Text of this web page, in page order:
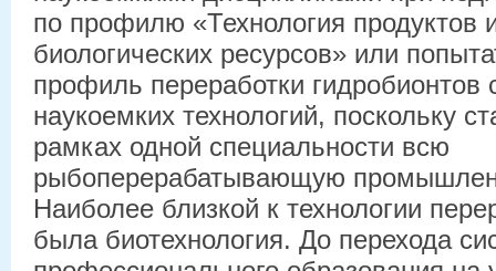
по профилю «Технология продуктов
биологических ресурсов» или
профиль переработки
наукоемких технологий, поскольку
рамках одной специальности всю
рыбоперерабатывающую
Наиболее близкой к технологии
была биотехнология. До перехода